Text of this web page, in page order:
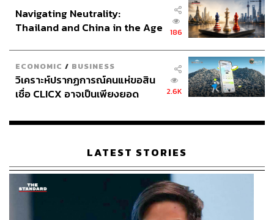
Navigating Neutrality:
Thailand and China in the Age
186
ECONOMIC / BUSINESS
วิเคราะห์ปรากฏการณ์คนแห่ขอสิน
เชื่อ CLICX อาจเป็นเพียงยอด
เรือนไทยที่ถูกซุกไว้
2.6K
LATEST STORIES